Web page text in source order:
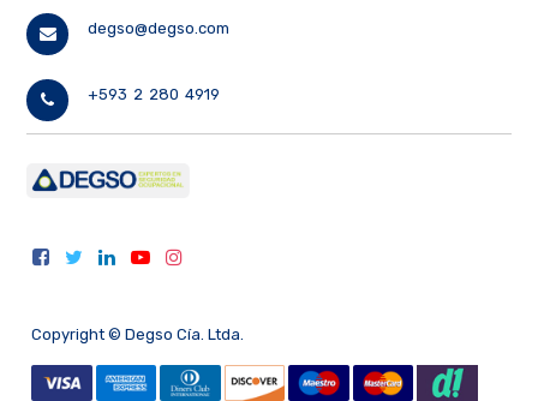
degso@degso.com
+593 2 280 4919
Copyright © Degso Cía. Ltda.